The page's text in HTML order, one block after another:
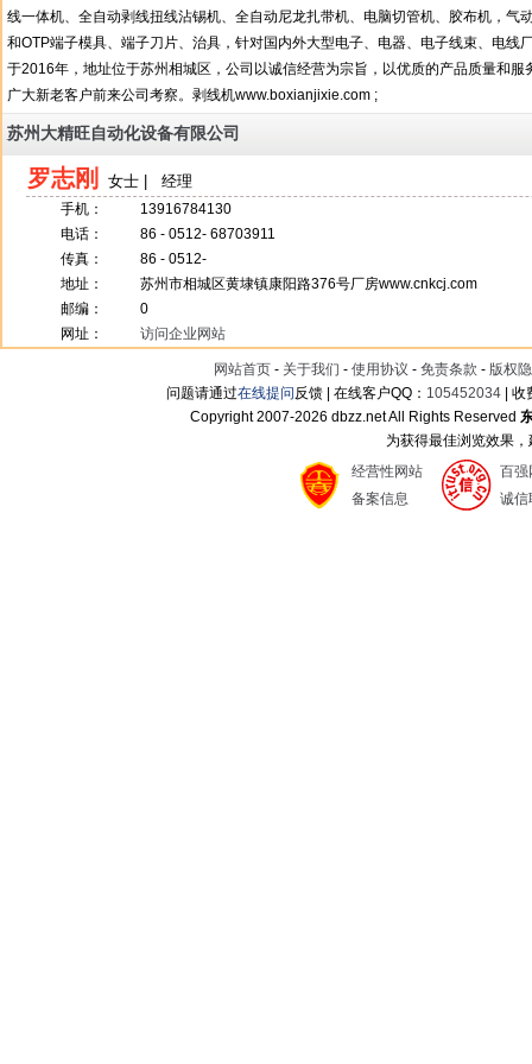
线一体机、全自动剥线扭线沾锡机、全自动尼龙扎带机、电脑切管机、胶布机，
和OTP端子模具、端子刀片、治具，针对国内外大型电子、电器、电子线束、电
于2016年，地址位于苏州相城区，公司以诚信经营为宗旨，以优质的产品质量和
广大新老客户前来公司考察。剥线机www.boxianjixie.com ;
苏州大精旺自动化设备有限公司
罗志刚 女士 | 经理
手机：
13916784130
电话：
86 - 0512- 68703911
传真：
86 - 0512-
地址：
苏州市相城区黄埭镇康阳路376号厂房www.cnkcj.com
邮编：
0
网址：
访问企业网站
网站首页 - 关于我们 - 使用协议 - 免责条款 - 版权
问题请通过在线提问反馈 | 在线客户QQ： 105452034 |
Copyright 2007-2026 dbzz.net All Rights Reserved
为获得最佳浏览效果
经营性网站
备案信息
百强
诚信